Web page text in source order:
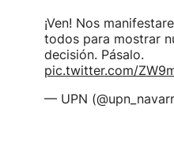
¡Ven! Nos
todos para mostrar
decisión. Pásalo.
pic.twitter.com/
— UPN